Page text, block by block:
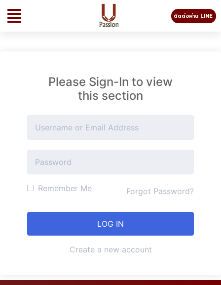
ติดต่อผ่าน LINE
Please Sign-In to view
this section
Remember Me Forgot Password?
Create a new account